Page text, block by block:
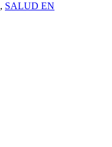
, SALUD EN